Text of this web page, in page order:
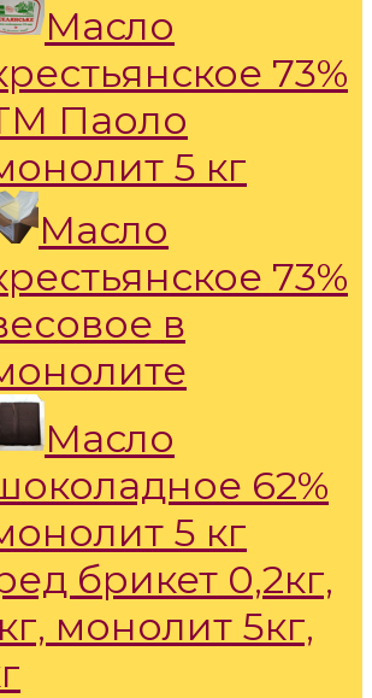
Масло
73%
Паоло
5 кг
Масло
73%
в
Масло
62%
5 кг
брикет 0,2кг,
монолит 5кг,